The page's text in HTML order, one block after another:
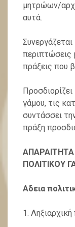
μητρώων/
αυτά.
περιπτώσεις
πράξεις που
Προσδιορίζει
γάμου, τις
συντάσσει
πράξη
ΑΠΑΡΑΙΤΗΤΑ
ΠΟΛΙΤΙΚΟΥ
Αδεια
1.